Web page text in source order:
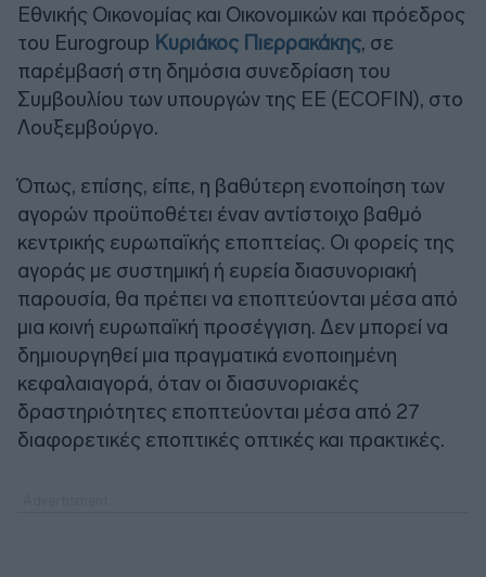
Εθνικής Οικονομίας και Οικονομικών και πρόεδρος
του Eurogroup Κυριάκος Πιερρακάκης, σε
παρέμβασή στη δημόσια συνεδρίαση του
Συμβουλίου των υπουργών της ΕΕ (ECOFIN), στο
Λουξεμβούργο.
Όπως, επίσης, είπε, η βαθύτερη ενοποίηση των
αγορών προϋποθέτει έναν αντίστοιχο βαθμό
κεντρικής ευρωπαϊκής εποπτείας. Οι φορείς της
αγοράς με συστημική ή ευρεία διασυνοριακή
παρουσία, θα πρέπει να εποπτεύονται μέσα από
μια κοινή ευρωπαϊκή προσέγγιση. Δεν μπορεί να
δημιουργηθεί μια πραγματικά ενοποιημένη
κεφαλαιαγορά, όταν οι διασυνοριακές
δραστηριότητες εποπτεύονται μέσα από 27
διαφορετικές εποπτικές οπτικές και πρακτικές.